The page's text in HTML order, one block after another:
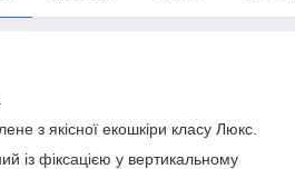
з якісної екошкіри класу Люкс.
із фіксацією у вертикальному